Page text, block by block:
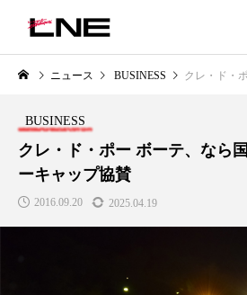
グローバルビューティ＆ヘルスケアビジネス誌
LIFESTYLE
ニュース BUSINESS クレ・ド・ポー ボ
BUSINESS
クレ・ド・ポー ボーテ、なら
ーキャップ協賛
2016.09.20 2025.04.19